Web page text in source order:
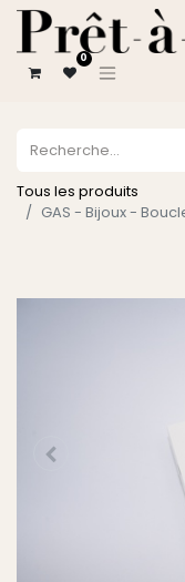
0
Tous les produits
GAS - Bijoux -